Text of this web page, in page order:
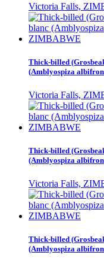
Victoria Falls,
Thick-billed
(Amblyospiza
Victoria Falls,
Thick-billed
(Amblyospiza
Victoria Falls,
Thick-billed
(Amblyospiza